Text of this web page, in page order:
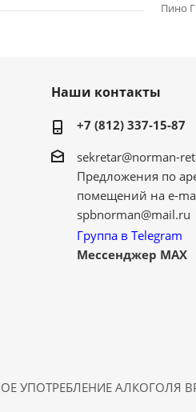
Пино
Наши контакты
+7 (812) 337-15-87
sekretar@norman-
Предложения по
помещений на e-
spbnorman@mail.ru
Группа в Telegram
Мессенджер MAX
УПОТРЕБЛЕНИЕ АЛКОГОЛЯ